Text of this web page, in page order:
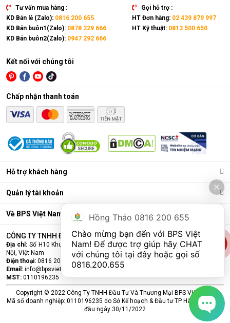
Điều hòa di động là gì?
Các chức năng chính của máy bao gồm: Làm lạnh, quạt gió,
hút ẩm và lọc khí. Bên cạnh đó, dòng sản phẩm này còn được
trang bị thêm khá nhiều tính năng và tiện ích đi kèm như: Hẹn
giờ, khóa trẻ em, remote, kết nối wifi,...
Ưu điểm vượt trội của điều hòa di động
Đáp ứng tốt nhu cầu làm mát, dễ dàng tháo lắp và di chuyển
chỉ là số ít những ưu điểm màđiều hòadi động đang sở hữu.
Cùng BPS Việt Nam tìm hiểu chi tiết về ưu điểm của dòng sản
phẩm này ngay nhé.
Tư vấn mua hàng :
KD Bán lẻ (Zalo): 0816 200 655
KD Bán buôn1(Zalo): 0878 229 666
KD Bán buôn2(Zalo): 0947 292 666
Gọi hỗ trợ :
HT Đơn hàng: 02 439 879 997
HT Kỹ thuật: 0813 500 650
Hỗ trợ khách hàng
Quản lý tài khoản
Về BPS Việt Nam
Kết nối với chúng tôi
Chấp nhận thanh toán
CÔNG TY TNHH ĐẦU TƯ VÀ THƯƠNG MẠI BPS VIỆT NAM
Địa chỉ: Số H10 Khu đấu giá Ngô Thì Nhậm, Phường Hà Đông, Thành phố Hà
Nội, Việt Nam
Điện thoại: 0816 200 655
Email: info@bpsvietnam.vn
MST: 0110196235
Copyright © 2022 Công Ty TNHH Đầu Tư Và Thương Mại BPS Việt Nam.
Mã số doanh nghiệp: 0110196235 do Sở Kế hoạch & Đầu tư TP Hà Nội cấp lần
đầu ngày 30/11/2022
Hồng Thảo 0816 200 655
Chào mừng bạn đến với BPS Việt
Nam! Để được trợ giúp hãy CHAT
0816.200.655